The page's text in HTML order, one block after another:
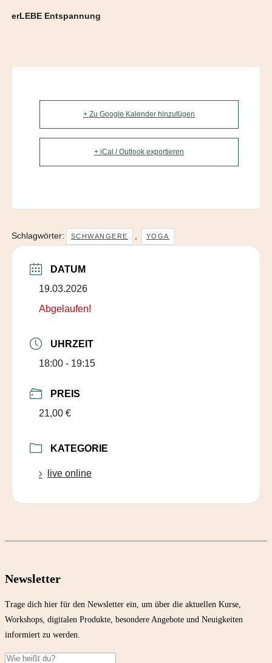
erLEBE Entspannung
+ Zu Google Kalender hinzufügen
+ iCal / Outlook exportieren
Schlagwörter: SCHWANGERE , YOGA
DATUM
19.03.2026
Abgelaufen!
UHRZEIT
18:00 - 19:15
PREIS
21,00 €
KATEGORIE
live online
Newsletter
Trage dich hier für den Newsletter ein, um über die aktuellen Kurse,
Workshops, digitalen Produkte, besondere Angebote und Neuigkeiten
informiert zu werden.